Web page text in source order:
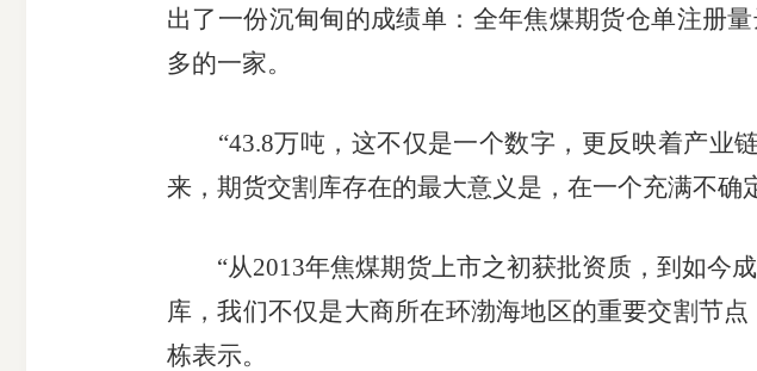
出了一份沉甸甸的成绩单：全年焦煤期货仓单注册
多的一家。
“43.8万吨，这不仅是一个数字，更反映着产业
来，期货交割库存在的最大意义是，在一个充满不确
“从2013年焦煤期货上市之初获批资质，到如今
库，我们不仅是大商所在环渤海地区的重要交割节
栋表示。